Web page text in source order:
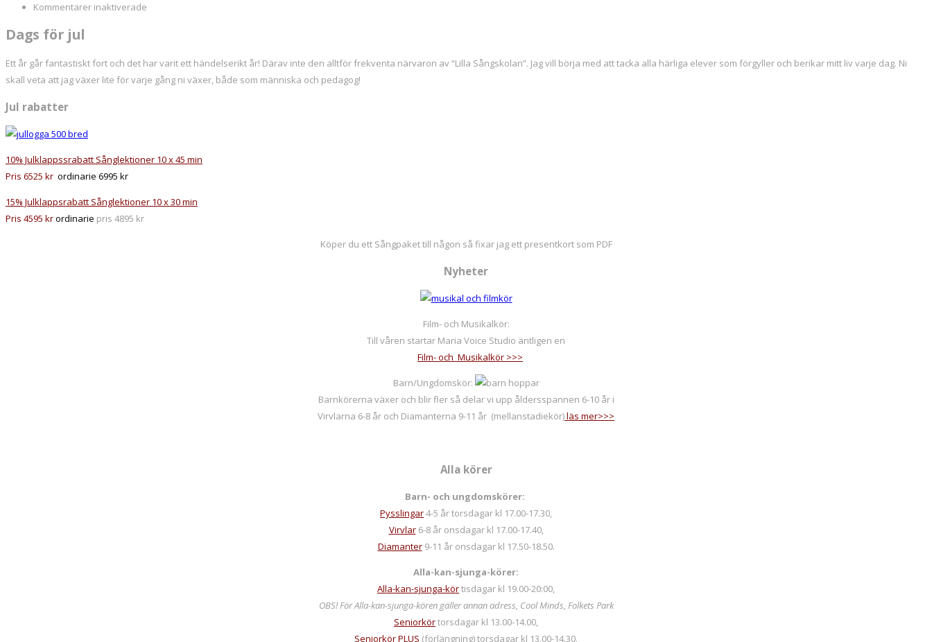
Kommentarer inaktiverade
Dags för jul
Ett år går fantastiskt fort och det har varit ett händelserikt år! Därav inte den alltför frekventa närvaron av “Lilla Sångskolan”. Jag vill börja med att tacka alla härliga elever som förgyller och berikar mitt liv varje dag. Ni
skall veta att jag växer lite för varje gång ni växer, både som människa och pedagog!
Jul rabatter
10% Julklappssrabatt Sånglektioner 10 x 45 min
Pris 6525 kr ordinarie 6995 kr
15% Julklappsrabatt Sånglektioner 10 x 30 min
Pris 4595 krordinarie pris 4895 kr
Köper du ett Sångpaket till någon så fixar jag ett presentkort som PDF
Nyheter
Film- och Musikalkör:
Till våren startar Maria Voice Studio äntligen en
Film- och Musikalkör >>>
Barn/Ungdomskör:
Barnkörerna växer och blir fler så delar vi upp åldersspannen 6-10 år i
Virvlarna 6-8 år och Diamanterna 9-11 år (mellanstadiekör)läs mer>>>
Alla körer
Barn- och ungdomskörer:
Pysslingar4-5 år torsdagar kl 17.00-17.30,
Virvlar 6-8 år onsdagar kl 17.00-17.40,
Diamanter9-11 år onsdagar kl 17.50-18.50.
Alla-kan-sjunga-körer:
Alla-kan-sjunga-körtisdagar kl 19.00-20:00,
OBS! För Alla-kan-sjunga-kören gäller annan adress, Cool Minds, Folkets Park
Seniorkörtorsdagar kl 13.00-14.00,
Seniorkör PLUS (förlängning) torsdagar kl 13.00-14.30.